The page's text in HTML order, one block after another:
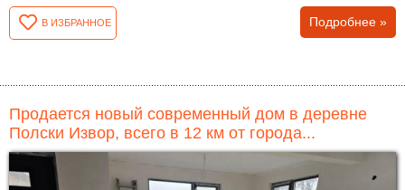
В ИЗБРАННОЕ Подробнее »
Продается новый современный дом в деревне
Полски Извор, всего в 12 км от города...